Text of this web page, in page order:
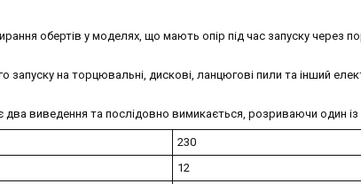
обертів у моделях, що мають опір під час запуску через
на торцювальні, дискові, ланцюгові пили та інший
два виведення та послідовно вимикається, розриваючи один із
230
12